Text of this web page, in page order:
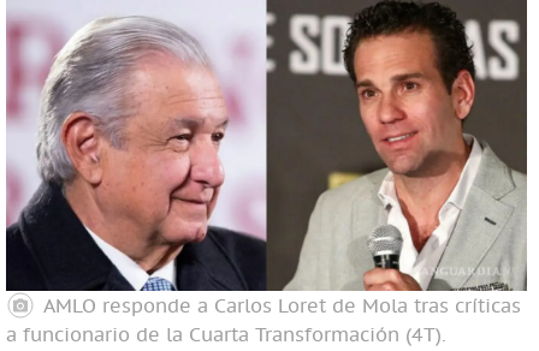
AMLO responde a Carlos Loret de Mola tras críticas
a funcionario de la Cuarta Transformación (4T).